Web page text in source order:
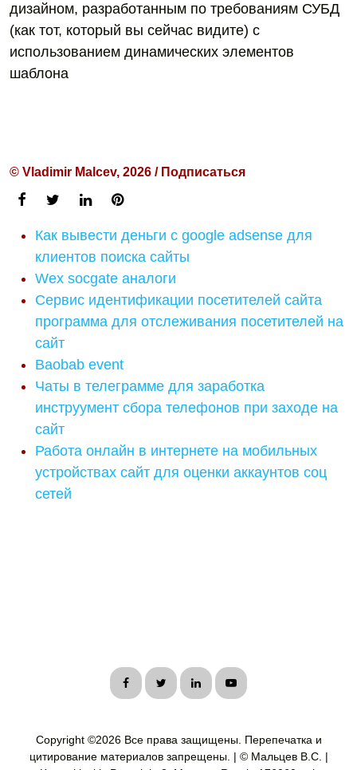
дизайном, разработанным по требованиям СУБД
(как тот, который вы сейчас видите) с
использованием динамических элементов
шаблона
© Vladimir Malcev, 2026 / Подписаться
Как вывести деньги с google adsense для
клиентов поиска сайты
Wex socgate аналоги
Сервис идентификации посетителей сайта
программа для отслеживания посетителей на
сайт
Baobab event
Чаты в телеграмме для заработка
инструумент сбора телефонов при заходе на
сайт
Работа онлайн в интернете на мобильных
устройствах сайт для оценки аккаунтов соц
сетей
Copyright ©2026 Все права защищены. Перепечатка и
цитирование материалов запрещены. | © Мальцев В.С. |